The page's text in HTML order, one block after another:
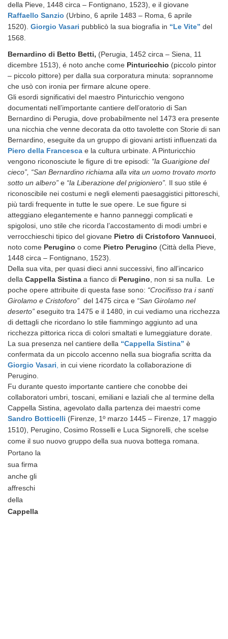
della Pieve, 1448 circa – Fontignano, 1523), e il giovane
Raffaello Sanzio (Urbino, 6 aprile 1483 – Roma, 6 aprile
1520). Giorgio Vasari pubblicò la sua biografia in “Le Vite” del
1568.
Bernardino di Betto Betti, (Perugia, 1452 circa – Siena, 11
dicembre 1513), é noto anche come Pinturicchio (piccolo pintor
– piccolo pittore) per dalla sua corporatura minuta: soprannome
che usò con ironia per firmare alcune opere.
Gli esordi significativi del maestro Pinturicchio vengono
documentati nell’importante cantiere dell’oratorio di San
Bernardino di Perugia, dove probabilmente nel 1473 era presente
una nicchia che venne decorata da otto tavolette con Storie di san
Bernardino, eseguite da un gruppo di giovani artisti influenzati da
Piero della Francesca e la cultura urbinate. A Pinturicchio
vengono riconosciute le figure di tre episodi: “la Guarigione del
cieco”, “San Bernardino richiama alla vita un uomo trovato morto
sotto un albero” e “la Liberazione del prigioniero”. Il suo stile é
riconoscibile nei costumi e negli elementi paesaggistici pittoreschi,
più tardi frequente in tutte le sue opere. Le sue figure si
atteggiano elegantemente e hanno panneggi complicati e
spigolosi, uno stile che ricorda l’accostamento di modi umbri e
verrocchieschi tipico del giovane Pietro di Cristoforo Vannucci,
noto come Perugino o come Pietro Perugino (Città della Pieve,
1448 circa – Fontignano, 1523).
Della sua vita, per quasi dieci anni successivi, fino all’incarico
della Cappella Sistina a fianco di Perugino, non si sa nulla. Le
poche opere attribuite di questa fase sono: “Crocifisso tra i santi
Girolamo e Cristoforo” del 1475 circa e “San Girolamo nel
deserto” eseguito tra 1475 e il 1480, in cui vediamo una ricchezza
di dettagli che ricordano lo stile fiammingo aggiunto ad una
ricchezza pittorica ricca di colori smaltati e lumeggiature dorate.
La sua presenza nel cantiere della “Cappella Sistina” è
confermata da un piccolo accenno nella sua biografia scritta da
Giorgio Vasari, in cui viene ricordato la collaborazione di
Perugino.
Fu durante questo importante cantiere che conobbe dei
collaboratori umbri, toscani, emiliani e laziali che al termine della
Cappella Sistina, agevolato dalla partenza dei maestri come
Sandro Botticelli (Firenze, 1º marzo 1445 – Firenze, 17 maggio
1510), Perugino, Cosimo Rosselli e Luca Signorelli, che scelse
come il suo nuovo gruppo della sua nuova bottega romana.
Portano la
sua firma
anche gli
affreschi
della
Cappella